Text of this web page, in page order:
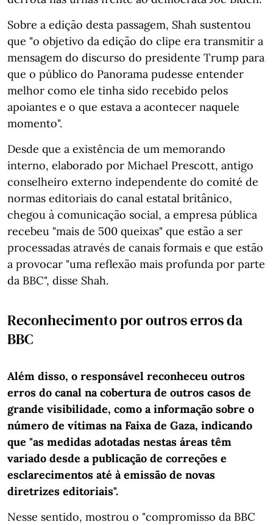
Sobre a edição desta passagem, Shah sustentou
que "o objetivo da edição do clipe era transmitir a
mensagem do discurso do presidente Trump para
que o público do Panorama pudesse entender
melhor como ele tinha sido recebido pelos
apoiantes e o que estava a acontecer naquele
momento".
Desde que a existência de um memorando
interno, elaborado por Michael Prescott, antigo
conselheiro externo independente do comité de
normas editoriais do canal estatal britânico,
chegou à comunicação social, a empresa pública
recebeu "mais de 500 queixas" que estão a ser
processadas através de canais formais e que estão
a provocar "uma reflexão mais profunda por parte
da BBC", disse Shah.
Reconhecimento por outros erros da
BBC
Além disso, o responsável reconheceu outros
erros do canal na cobertura de outros casos de
grande visibilidade, como a informação sobre o
número de vítimas na Faixa de Gaza, indicando
que "as medidas adotadas nestas áreas têm
variado desde a publicação de correções e
esclarecimentos até à emissão de novas
diretrizes editoriais".
Nesse sentido, mostrou o "compromisso da BBC